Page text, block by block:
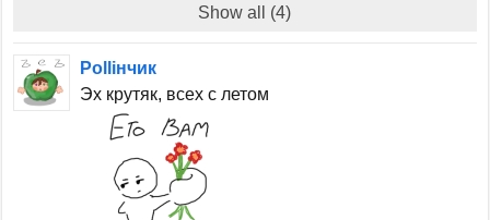
Show all (4)
Polliнчик
Эх крутяк, всех с летом